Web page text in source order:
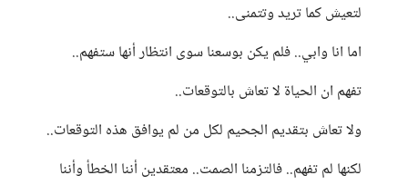
لتعيش كما تريد وتتمنى..
اما انا وابي.. فلم يكن بوسعنا سوى انتظار أنها ستفهم..
تفهم ان الحياة لا تعاش بالتوقعات..
ولا تعاش بتقديم الجحيم لكل من لم يوافق هذه التوقعات..
لكنها لم تفهم.. فالتزمنا الصمت.. معتقدين أننا الخطأ وأننا